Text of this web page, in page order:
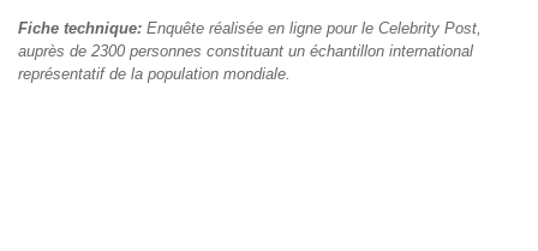
Fiche technique: Enquête réalisée en ligne pour le Celebrity Post,
auprès de 2300 personnes constituant un échantillon international
représentatif de la population mondiale.